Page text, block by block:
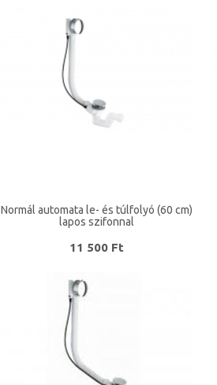
Normál automata le- és túlfolyó (60 cm)
lapos szifonnal
11 500 Ft